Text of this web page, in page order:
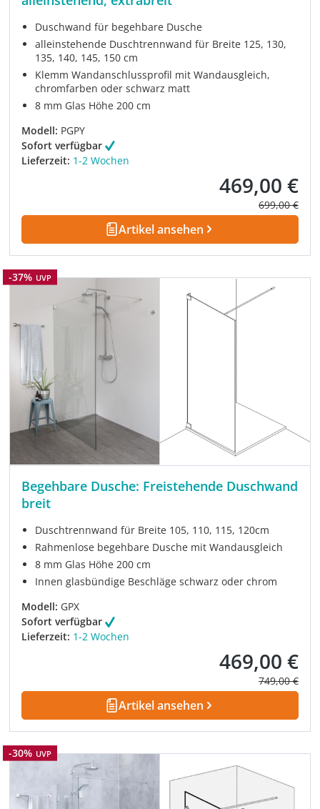
Duschwand für begehbare Dusche
alleinstehende Duschtrennwand für Breite 125, 130,
135, 140, 145, 150 cm
Klemm Wandanschlussprofil mit Wandausgleich,
chromfarben oder schwarz matt
8 mm Glas Höhe 200 cm
Modell: PGPY
Sofort verfügbar
Lieferzeit: 1-2 Wochen
Verkaufspreis:
469,00 €
Regulärer
699,00 €
Artikel ansehen
Rabatt
-37% UVP
Begehbare Dusche: Freistehende Duschwand
breit
Duschtrennwand für Breite 105, 110, 115, 120cm
Rahmenlose begehbare Dusche mit Wandausgleich
8 mm Glas Höhe 200 cm
Innen glasbündige Beschläge schwarz oder chrom
Modell: GPX
Sofort verfügbar
Lieferzeit: 1-2 Wochen
Verkaufspreis:
469,00 €
Regulärer
749,00 €
Artikel ansehen
Rabatt
-30% UVP